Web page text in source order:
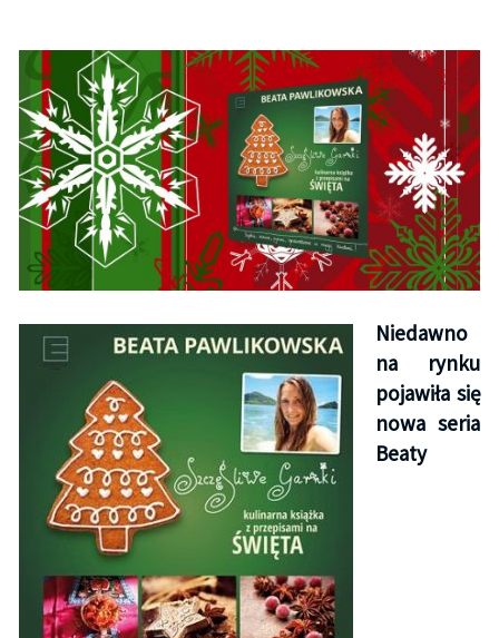
Niedawno
na rynku
pojawiła się
nowa seria
Beaty